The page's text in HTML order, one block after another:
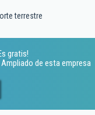
terrestre
gratis!
de esta empresa